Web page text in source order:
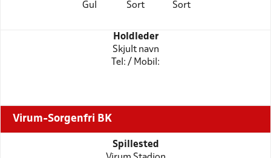
Gul Sort Sort
Holdleder
Skjult navn
Tel: / Mobil:
Virum-Sorgenfri BK
Spillested